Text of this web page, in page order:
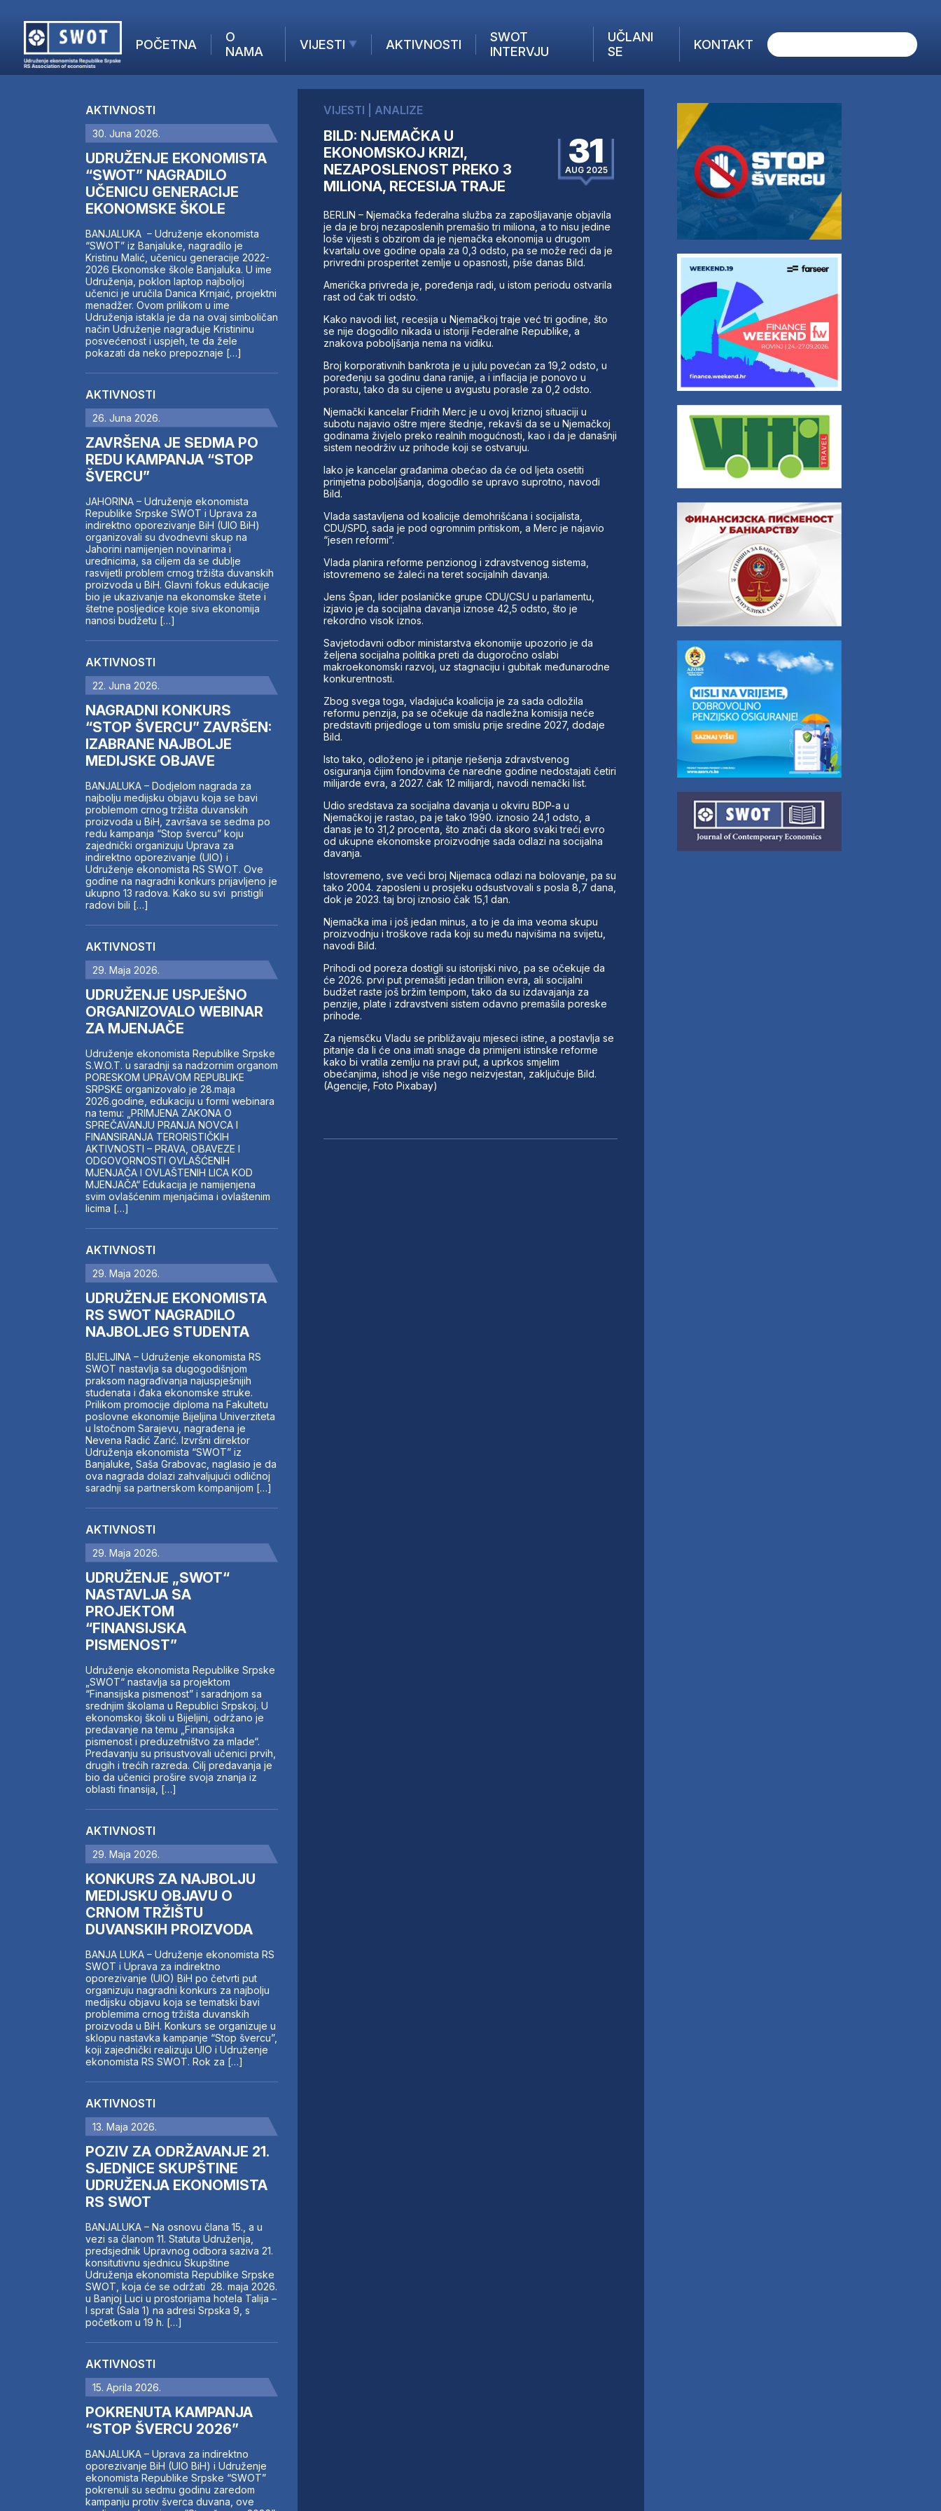
POČETNA
O
NAMA
VIJESTI
AKTUELNO
KOMPANIJE
FINANSIJE
IZ STRANIH MEDIJA
AKTIVNOSTI
SWOT
INTERVJU
UČLANI
SE
KONTAKT
AKTUELNO
ANALIZE
KOMPANIJE
FINANSIJE
IZ STRANIH MEDIJA
AKTIVNOSTI
SWOT INTERVJU
UČLANI SE
KONTAKT
AKTIVNOSTI
30. Juna 2026.
UDRUŽENJE EKONOMISTA
“SWOT” NAGRADILO
UČENICU GENERACIJE
EKONOMSKE ŠKOLE
BANJALUKA – Udruženje ekonomista
“SWOT” iz Banjaluke, nagradilo je
Kristinu Malić, učenicu generacije 2022-
2026 Ekonomske škole Banjaluka. U ime
Udruženja, poklon laptop najboljoj
učenici je uručila Danica Krnjaić, projektni
menadžer. Ovom prilikom u ime
Udruženja istakla je da na ovaj simboličan
način Udruženje nagrađuje Kristininu
posvećenost i uspjeh, te da žele
pokazati da neko prepoznaje […]
AKTIVNOSTI
26. Juna 2026.
ZAVRŠENA JE SEDMA PO
REDU KAMPANJA “STOP
ŠVERCU”
JAHORINA – Udruženje ekonomista
Republike Srpske SWOT i Uprava za
indirektno oporezivanje BiH (UIO BiH)
organizovali su dvodnevni skup na
Jahorini namijenjen novinarima i
urednicima, sa ciljem da se dublje
rasvijetli problem crnog tržišta duvanskih
proizvoda u BiH. Glavni fokus edukacije
bio je ukazivanje na ekonomske štete i
štetne posljedice koje siva ekonomija
nanosi budžetu […]
AKTIVNOSTI
22. Juna 2026.
NAGRADNI KONKURS
“STOP ŠVERCU” ZAVRŠEN:
IZABRANE NAJBOLJE
MEDIJSKE OBJAVE
BANJALUKA – Dodjelom nagrada za
najbolju medijsku objavu koja se bavi
problemom crnog tržišta duvanskih
proizvoda u BiH, završava se sedma po
redu kampanja “Stop švercu” koju
zajednički organizuju Uprava za
indirektno oporezivanje (UIO) i
Udruženje ekonomista RS SWOT. Ove
godine na nagradni konkurs prijavljeno je
ukupno 13 radova. Kako su svi pristigli
radovi bili […]
AKTIVNOSTI
29. Maja 2026.
UDRUŽENJE USPJEŠNO
ORGANIZOVALO WEBINAR
ZA MJENJAČE
Udruženje ekonomista Republike Srpske
S.W.O.T. u saradnji sa nadzornim organom
PORESKOM UPRAVOM REPUBLIKE
SRPSKE organizovalo je 28.maja
2026.godine, edukaciju u formi webinara
na temu: „PRIMJENA ZAKONA O
SPREČAVANJU PRANJA NOVCA I
FINANSIRANJA TERORISTIČKIH
AKTIVNOSTI – PRAVA, OBAVEZE I
ODGOVORNOSTI OVLAŠĆENIH
MJENJAČA I OVLAŠTENIH LICA KOD
MJENJAČA“ Edukacija je namijenjena
svim ovlašćenim mjenjačima i ovlaštenim
licima […]
AKTIVNOSTI
29. Maja 2026.
UDRUŽENJE EKONOMISTA
RS SWOT NAGRADILO
NAJBOLJEG STUDENTA
BIJELJINA – Udruženje ekonomista RS
SWOT nastavlja sa dugogodišnjom
praksom nagrađivanja najuspješnijih
studenata i đaka ekonomske struke.
Prilikom promocije diploma na Fakultetu
poslovne ekonomije Bijeljina Univerziteta
u Istočnom Sarajevu, nagrađena je
Nevena Radić Zarić. Izvršni direktor
Udruženja ekonomista “SWOT” iz
Banjaluke, Saša Grabovac, naglasio je da
ova nagrada dolazi zahvaljujući odličnoj
saradnji sa partnerskom kompanijom […]
AKTIVNOSTI
29. Maja 2026.
UDRUŽENJE „SWOT“
NASTAVLJA SA
PROJEKTOM
“FINANSIJSKA
PISMENOST”
Udruženje ekonomista Republike Srpske
„SWOT“ nastavlja sa projektom
“Finansijska pismenost” i saradnjom sa
srednjim školama u Republici Srpskoj. U
ekonomskoj školi u Bijeljini, održano je
predavanje na temu „Finansijska
pismenost i preduzetništvo za mlade“.
Predavanju su prisustvovali učenici prvih,
drugih i trećih razreda. Cilj predavanja je
bio da učenici prošire svoja znanja iz
oblasti finansija, […]
AKTIVNOSTI
29. Maja 2026.
KONKURS ZA NAJBOLJU
MEDIJSKU OBJAVU O
CRNOM TRŽIŠTU
DUVANSKIH PROIZVODA
BANJA LUKA – Udruženje ekonomista RS
SWOT i Uprava za indirektno
oporezivanje (UIO) BiH po četvrti put
organizuju nagradni konkurs za najbolju
medijsku objavu koja se tematski bavi
problemima crnog tržišta duvanskih
proizvoda u BiH. Konkurs se organizuje u
sklopu nastavka kampanje “Stop švercu”,
koji zajednički realizuju UIO i Udruženje
ekonomista RS SWOT. Rok za […]
AKTIVNOSTI
13. Maja 2026.
POZIV ZA ODRŽAVANJE 21.
SJEDNICE SKUPŠTINE
UDRUŽENJA EKONOMISTA
RS SWOT
BANJALUKA – Na osnovu člana 15., a u
vezi sa članom 11. Statuta Udruženja,
predsjednik Upravnog odbora saziva 21.
konsitutivnu sjednicu Skupštine
Udruženja ekonomista Republike Srpske
SWOT, koja će se održati 28. maja 2026.
u Banjoj Luci u prostorijama hotela Talija –
I sprat (Sala 1) na adresi Srpska 9, s
početkom u 19 h. […]
AKTIVNOSTI
15. Aprila 2026.
POKRENUTA KAMPANJA
“STOP ŠVERCU 2026”
BANJALUKA – Uprava za indirektno
oporezivanje BiH (UIO BiH) i Udruženje
ekonomista Republike Srpske “SWOT”
pokrenuli su sedmu godinu zaredom
kampanju protiv šverca duvana, ove
VIJESTI ANALIZE
BILD: NJEMAČKA U
EKONOMSKOJ KRIZI,
NEZAPOSLENOST PREKO 3
MILIONA, RECESIJA TRAJE
31
AUG 2025
BERLIN – Njemačka federalna služba za zapošljavanje objavila
je da je broj nezaposlenih premašio tri miliona, a to nisu jedine
loše vijesti s obzirom da je njemačka ekonomija u drugom
kvartalu ove godine opala za 0,3 odsto, pa se može reći da je
privredni prosperitet zemlje u opasnosti, piše danas Bild.
Američka privreda je, poređenja radi, u istom periodu ostvarila
rast od čak tri odsto.
Kako navodi list, recesija u Njemačkoj traje već tri godine, što
se nije dogodilo nikada u istoriji Federalne Republike, a
znakova poboljšanja nema na vidiku.
Broj korporativnih bankrota je u julu povećan za 19,2 odsto, u
poređenju sa godinu dana ranije, a i inflacija je ponovo u
porastu, tako da su cijene u avgustu porasle za 0,2 odsto.
Njemački kancelar Fridrih Merc je u ovoj kriznoj situaciji u
subotu najavio oštre mjere štednje, rekavši da se u Njemačkoj
godinama živjelo preko realnih mogućnosti, kao i da je današnji
sistem neodrživ uz prihode koji se ostvaruju.
Iako je kancelar građanima obećao da će od ljeta osetiti
primjetna poboljšanja, dogodilo se upravo suprotno, navodi
Bild.
Vlada sastavljena od koalicije demohrišćana i socijalista,
CDU/SPD, sada je pod ogromnim pritiskom, a Merc je najavio
“jesen reformi”.
Vlada planira reforme penzionog i zdravstvenog sistema,
istovremeno se žaleći na teret socijalnih davanja.
Jens Špan, lider poslaničke grupe CDU/CSU u parlamentu,
izjavio je da socijalna davanja iznose 42,5 odsto, što je
rekordno visok iznos.
Savjetodavni odbor ministarstva ekonomije upozorio je da
željena socijalna politika preti da dugoročno oslabi
makroekonomski razvoj, uz stagnaciju i gubitak međunarodne
konkurentnosti.
Zbog svega toga, vladajuća koalicija je za sada odložila
reformu penzija, pa se očekuje da nadležna komisija neće
predstaviti prijedloge u tom smislu prije sredine 2027, dodaje
Bild.
Isto tako, odloženo je i pitanje rješenja zdravstvenog
osiguranja čijim fondovima će naredne godine nedostajati četiri
milijarde evra, a 2027. čak 12 milijardi, navodi nemački list.
Udio sredstava za socijalna davanja u okviru BDP-a u
Njemačkoj je rastao, pa je tako 1990. iznosio 24,1 odsto, a
danas je to 31,2 procenta, što znači da skoro svaki treći evro
od ukupne ekonomske proizvodnje sada odlazi na socijalna
davanja.
Istovremeno, sve veći broj Nijemaca odlazi na bolovanje, pa su
tako 2004. zaposleni u prosjeku odsustvovali s posla 8,7 dana,
dok je 2023. taj broj iznosio čak 15,1 dan.
Njemačka ima i još jedan minus, a to je da ima veoma skupu
proizvodnju i troškove rada koji su među najvišima na svijetu,
navodi Bild.
Prihodi od poreza dostigli su istorijski nivo, pa se očekuje da
će 2026. prvi put premašiti jedan trillion evra, ali socijalni
budžet raste još bržim tempom, tako da su izdavajanja za
penzije, plate i zdravstveni sistem odavno premašila poreske
prihode.
Za njemsčku Vladu se približavaju mjeseci istine, a postavlja se
pitanje da li će ona imati snage da primijeni istinske reforme
kako bi vratila zemlju na pravi put, a uprkos smjelim
obećanjima, ishod je više nego neizvjestan, zaključuje Bild.
(Agencije, Foto Pixabay)